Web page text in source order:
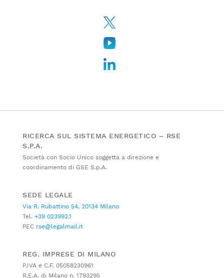
RICERCA SUL SISTEMA ENERGETICO – RSE
S.P.A.
Società con Socio Unico soggetta a direzione e
coordinamento di GSE S.p.A.
SEDE LEGALE
Via R. Rubattino 54, 20134 Milano
Tel. +39 023992.1
PEC rse@legalmail.it
REG. IMPRESE DI MILANO
P.IVA e C.F. 05058230961
R.E.A. di Milano n. 1793295